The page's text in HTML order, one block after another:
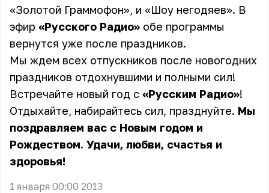
«Золотой Граммофон», и «Шоу негодяев». В
эфир «Русского Радио» обе программы
вернутся уже после праздников.
Мы ждем всех отпускников после новогодних
праздников отдохнувшими и полными сил!
Встречайте новый год с «Русским Радио»!
Отдыхайте, набирайтесь сил, празднуйте. Мы
поздравляем вас с Новым годом и
Рождеством. Удачи, любви, счастья и
здоровья!
1 января 00:00 2013